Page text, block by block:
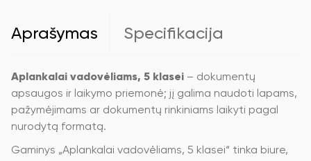
Aprašymas Specifikacija
Aplankalai vadovėliams, 5 klasei – dokumentų
apsaugos ir laikymo priemonė; jį galima naudoti lapams,
pažymėjimams ar dokumentų rinkiniams laikyti pagal
nurodytą formatą.
Gaminys „Aplankalai vadovėliams, 5 klasei“ tinka biure,